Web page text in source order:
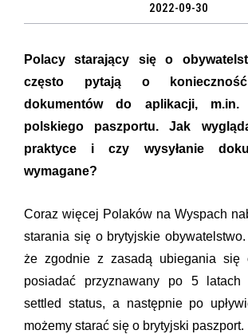
2022-09-30
Polacy starający się o
często pytają o konieczność
dokumentów do aplikacji, m.in.
polskiego paszportu. Jak
praktyce i czy wysyłanie
wymagane?
Coraz więcej Polaków na Wyspach
starania się o brytyjskie obywatelstwo.
że zgodnie z zasadą ubiegania się
posiadać przyznawany po 5
settled status, a następnie po
możemy starać się o brytyjski paszport.